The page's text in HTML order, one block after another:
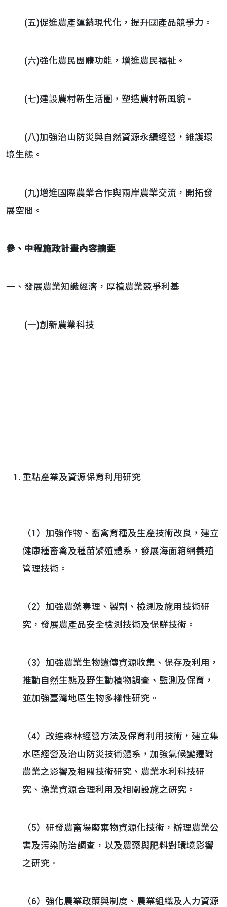
(五)促進農產運銷現代化，提升國產品競爭力。
(六)強化農民團體功能，增進農民福祉。
(七)建設農村新生活圈，塑造農村新風貌。
(八)加強治山防災與自然資源永續經營，維護環
境生態。
(九)增進國際農業合作與兩岸農業交流，開拓發
展空間。
參、中程施政計畫內容摘要
一、發展農業知識經濟，厚植農業競爭利基
(一)創新農業科技
重點產業及資源保育利用研究
（1）加強作物、畜禽育種及生產技術改良，建立
健康種畜禽及種苗繁殖體系，發展海面箱網養殖
管理技術。
（2）加強農藥毒理、製劑、檢測及施用技術研
究，發展農產品安全檢測技術及保鮮技術。
（3）加強農業生物遺傳資源收集、保存及利用，
推動自然生態及野生動植物調查、監測及保育，
並加強臺灣地區生物多樣性研究。
（4）改進森林經營方法及保育利用技術，建立集
水區經營及治山防災技術體系，加強氣候變遷對
農業之影響及相關技術研究、農業水利科技研
究、漁業資源合理利用及相關設施之研究。
（5）研發農畜場廢棄物資源化技術，辦理農業公
害及污染防治調查，以及農藥與肥料對環境影響
之研究。
（6）強化農業政策與制度、農業組織及人力資源